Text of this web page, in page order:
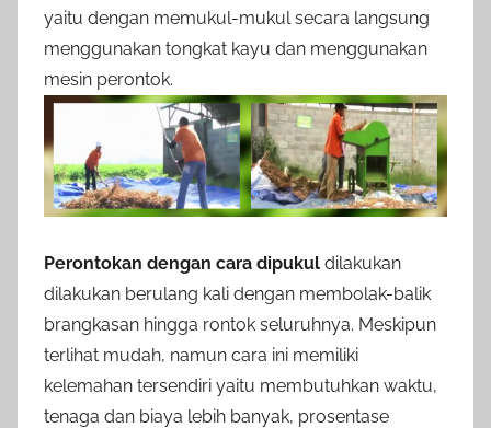
yaitu dengan memukul-mukul secara langsung
menggunakan tongkat kayu dan menggunakan
mesin perontok.
Perontokan dengan cara dipukul dilakukan
dilakukan berulang kali dengan membolak-balik
brangkasan hingga rontok seluruhnya. Meskipun
terlihat mudah, namun cara ini memiliki
kelemahan tersendiri yaitu membutuhkan waktu,
tenaga dan biaya lebih banyak, prosentase